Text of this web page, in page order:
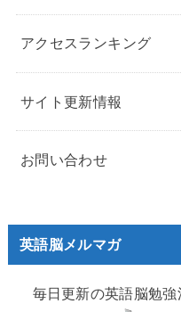
アクセスランキング
サイト更新情報
お問い合わせ
英語脳メルマガ
毎日更新の英語脳勉強